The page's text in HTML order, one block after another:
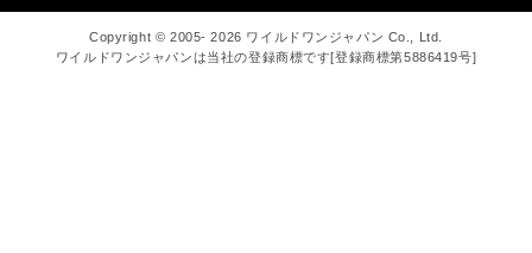
Copyright © 2005- 2026 ワイルドワンジャパン Co., Ltd.
ワイルドワンジャパンは当社の登録商標です[登録商標第5886419号]